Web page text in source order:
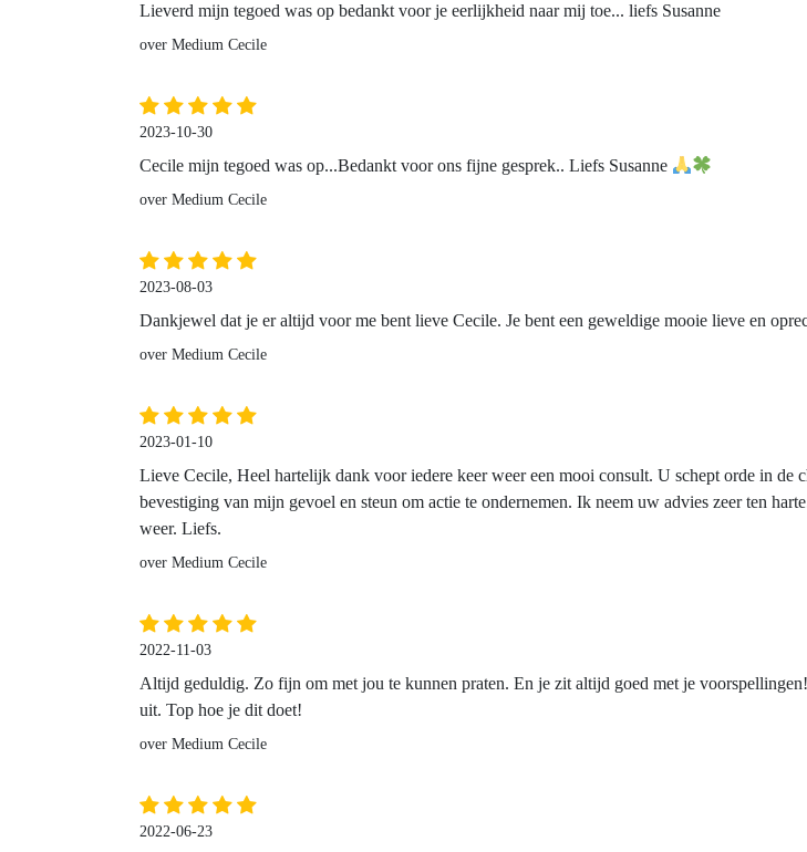
Lieverd mijn tegoed was op bedankt voor je eerlijkheid naar mij toe... liefs Susanne
over Medium Cecile
2023-10-30
Cecile mijn tegoed was op...Bedankt voor ons fijne gesprek.. Liefs Susanne
over Medium Cecile
2023-08-03
Dankjewel dat je er altijd voor me bent lieve Cecile. Je bent een geweldige mooie lieve en
over Medium Cecile
2023-01-10
Lieve Cecile, Heel hartelijk dank voor iedere keer weer een mooi consult. U schept orde in de
bevestiging van mijn gevoel en steun om actie te ondernemen. Ik neem uw advies zeer ten
weer. Liefs.
over Medium Cecile
2022-11-03
Altijd geduldig. Zo fijn om met jou te kunnen praten. En je zit altijd goed met je
uit. Top hoe je dit doet!
over Medium Cecile
2022-06-23